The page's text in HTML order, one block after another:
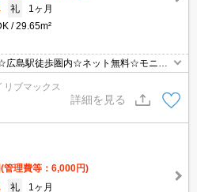
礼
1ヶ月
29.65m²
広島駅徒歩圏内☆ネット無料☆モニタ
も安心☆近隣にスーパー・コンビニが
も荷物の受け取り可能な宅配ボック
リブマックス
詳細を見る
(管理費等：6,000円)
礼
1ヶ月